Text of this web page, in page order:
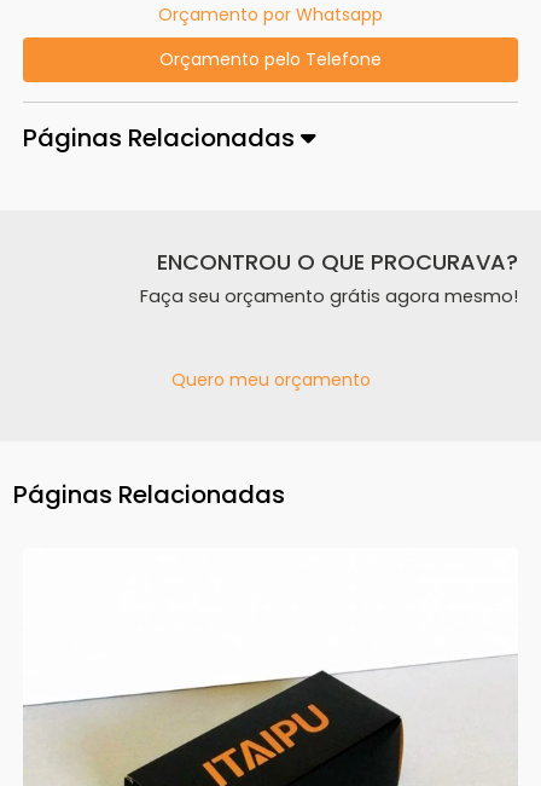
Orçamento por Whatsapp
Orçamento pelo Telefone
Páginas Relacionadas
ENCONTROU O QUE PROCURAVA?
Faça seu orçamento grátis agora mesmo!
Quero meu orçamento
Páginas Relacionadas